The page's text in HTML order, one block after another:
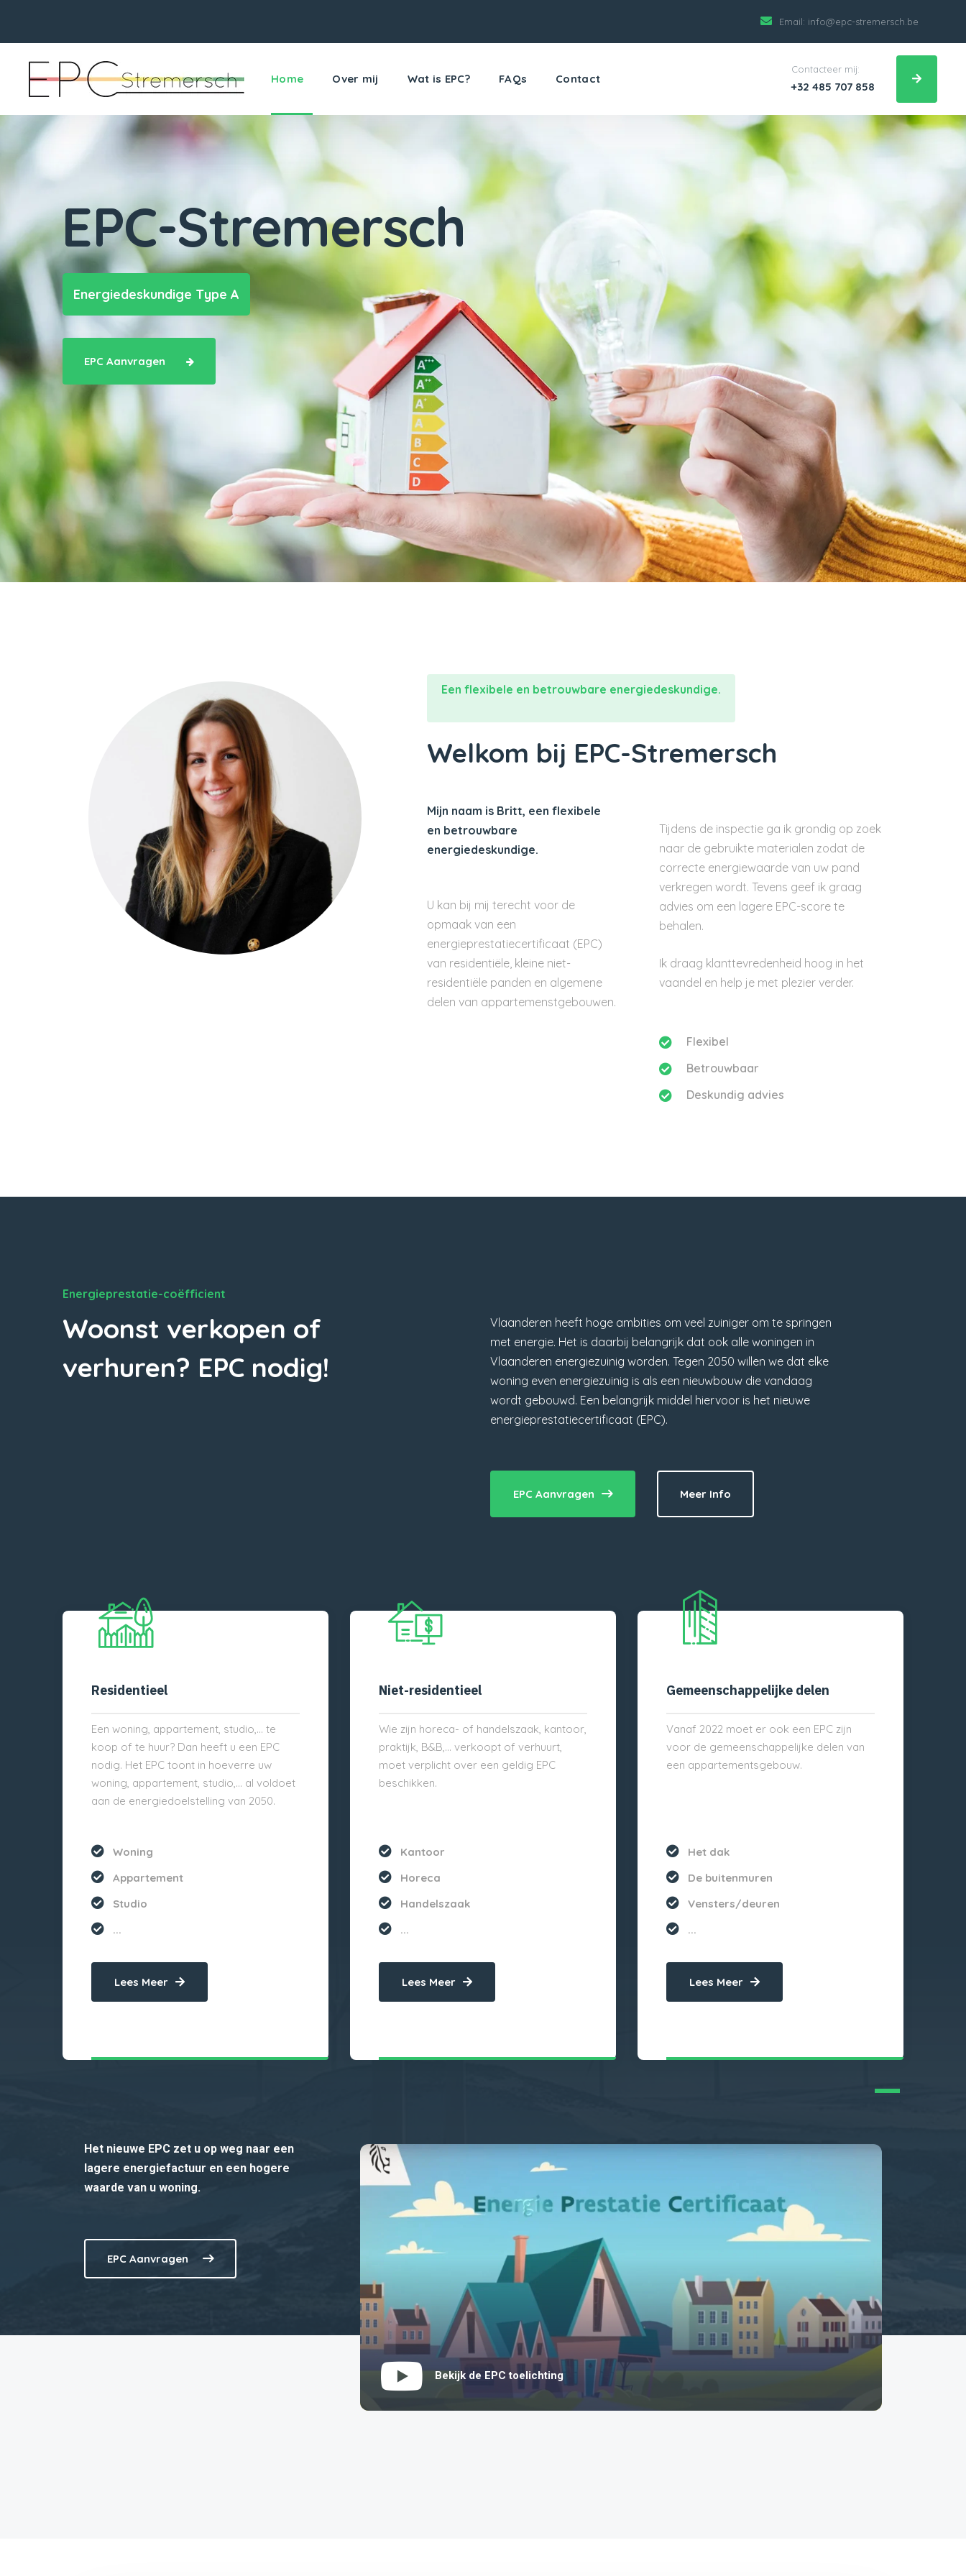
Email: info@epc-stremersch.be
Home Over mij Wat is EPC? FAQs Contact
Contacteer mij:
+32 485 707 858
EPC-Stremersch
Energiedeskundige Type A
EPC Aanvragen
Een flexibele en betrouwbare energiedeskundige.
Welkom bij EPC-Stremersch
Mijn naam is Britt, een flexibele
en betrouwbare
energiedeskundige.
U kan bij mij terecht voor de
opmaak van een
energieprestatiecertificaat (EPC)
van residentiële, kleine niet-
residentiële panden en algemene
delen van appartemenstgebouwen.
Tijdens de inspectie ga ik grondig op zoek
naar de gebruikte materialen zodat de
correcte energiewaarde van uw pand
verkregen wordt. Tevens geef ik graag
advies om een lagere EPC-score te
behalen.
Ik draag klanttevredenheid hoog in het
vaandel en help je met plezier verder.
Flexibel
Betrouwbaar
Deskundig advies
Energieprestatie-coëfficient
Woonst verkopen of
verhuren? EPC nodig!
Vlaanderen heeft hoge ambities om veel zuiniger om te springen
met energie. Het is daarbij belangrijk dat ook alle woningen in
Vlaanderen energiezuinig worden. Tegen 2050 willen we dat elke
woning even energiezuinig is als een nieuwbouw die vandaag
wordt gebouwd. Een belangrijk middel hiervoor is het nieuwe
energieprestatiecertificaat (EPC).
EPC Aanvragen Meer Info
Residentieel
Een woning, appartement, studio,… te
koop of te huur? Dan heeft u een EPC
nodig. Het EPC toont in hoeverre uw
woning, appartement, studio,… al voldoet
aan de energiedoelstelling van 2050.
Woning
Appartement
Studio
...
Lees Meer
Niet-residentieel
Wie zijn horeca- of handelszaak, kantoor,
praktijk, B&B,… verkoopt of verhuurt,
moet verplicht over een geldig EPC
beschikken.
Kantoor
Horeca
Handelszaak
...
Lees Meer
Gemeenschappelijke delen
Vanaf 2022 moet er ook een EPC zijn
voor de gemeenschappelijke delen van
een appartementsgebouw.
Het dak
De buitenmuren
Vensters/deuren
...
Lees Meer
Het nieuwe EPC zet u op weg naar een
lagere energiefactuur en een hogere
waarde van u woning.
EPC Aanvragen
Bekijk de EPC toelichting